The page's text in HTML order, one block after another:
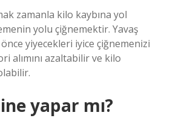
zamanla kilo kaybına yol
yolu çiğnemektir. Yavaş
yiyecekleri iyice çiğnemenizi
alımını azaltabilir ve kilo
yapar mı?